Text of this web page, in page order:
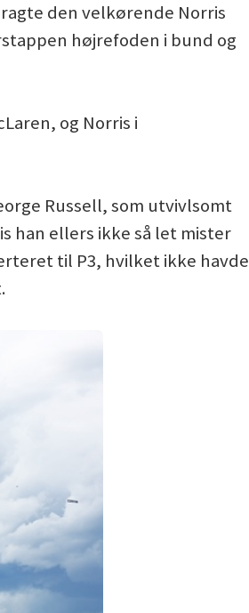
den velkørende Norris
højrefoden i bund og
og Norris i
Russell, som utvivlsomt
han ellers ikke så let mister
til P3, hvilket ikke havde